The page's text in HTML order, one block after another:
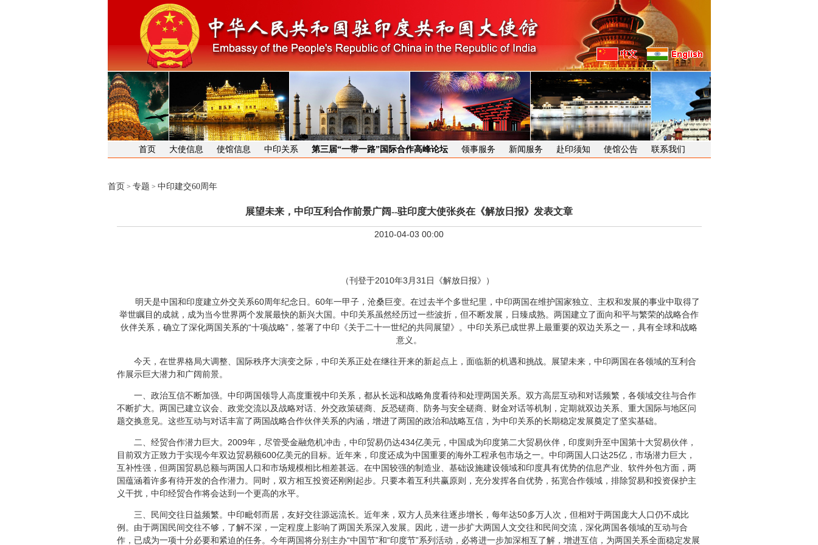
首页 大使信息 使馆信息 中印关系 第三届“一带一路”国际合作高峰论坛 领事服务 新闻服务 赴印须知 使馆公告 联系我们
首页 > 专题 > 中印建交60周年
展望未来，中印互利合作前景广阔--驻印度大使张炎在《解放日报》发表文章
2010-04-03 00:00
（刊登于2010年3月31日《解放日报》）
明天是中国和印度建立外交关系60周年纪念日。60年一甲子，沧桑巨变。在过去半个多世纪里，中印两国在维护国家独立、主权和发展的事业中取得了
举世瞩目的成就，成为当今世界两个发展最快的新兴大国。中印关系虽然经历过一些波折，但不断发展，日臻成熟。两国建立了面向和平与繁荣的战略合作
伙伴关系，确立了深化两国关系的“十项战略”，签署了中印《关于二十一世纪的共同展望》。中印关系已成世界上最重要的双边关系之一，具有全球和战略
意义。
今天，在世界格局大调整、国际秩序大演变之际，中印关系正处在继往开来的新起点上，面临新的机遇和挑战。展望未来，中印两国在各领域的互利合
作展示巨大潜力和广阔前景。
一、政治互信不断加强。中印两国领导人高度重视中印关系，都从长远和战略角度看待和处理两国关系。双方高层互动和对话频繁，各领域交往与合作
不断扩大。两国已建立议会、政党交流以及战略对话、外交政策磋商、反恐磋商、防务与安全磋商、财金对话等机制，定期就双边关系、重大国际与地区问
题交换意见。这些互动与对话丰富了两国战略合作伙伴关系的内涵，增进了两国的政治和战略互信，为中印关系的长期稳定发展奠定了坚实基础。
二、经贸合作潜力巨大。2009年，尽管受金融危机冲击，中印贸易仍达434亿美元，中国成为印度第二大贸易伙伴，印度则升至中国第十大贸易伙伴，
目前双方正致力于实现今年双边贸易额600亿美元的目标。近年来，印度还成为中国重要的海外工程承包市场之一。中印两国人口达25亿，市场潜力巨大，
互补性强，但两国贸易总额与两国人口和市场规模相比相差甚远。在中国较强的制造业、基础设施建设领域和印度具有优势的信息产业、软件外包方面，两
国蕴涵着许多有待开发的合作潜力。同时，双方相互投资还刚刚起步。只要本着互利共赢原则，充分发挥各自优势，拓宽合作领域，排除贸易和投资保护主
义干扰，中印经贸合作将会达到一个更高的水平。
三、民间交往日益频繁。中印毗邻而居，友好交往源远流长。近年来，双方人员来往逐步增长，每年达50多万人次，但相对于两国庞大人口仍不成比
例。由于两国民间交往不够，了解不深，一定程度上影响了两国关系深入发展。因此，进一步扩大两国人文交往和民间交流，深化两国各领域的互动与合
作，已成为一项十分必要和紧迫的任务。今年两国将分别主办“中国节”和“印度节”系列活动，必将进一步加深相互了解，增进互信，为两国关系全面稳定发展